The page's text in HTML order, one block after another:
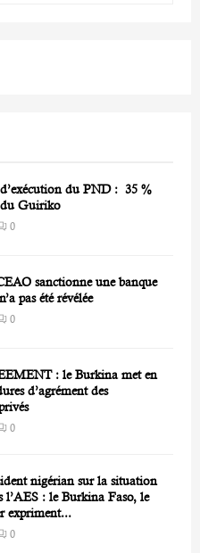
du PND : 35 %
Guiriko
0
sanctionne une banque
pas été révélée
0
: le Burkina met en
d’agrément des
0
nigérian sur la situation
l’AES : le Burkina Faso, le
expriment...
0